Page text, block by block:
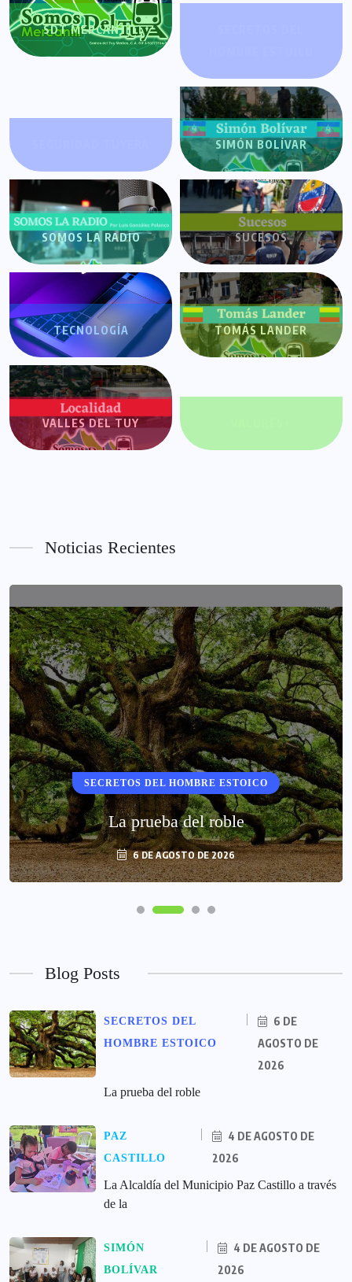
SDT MERCANTIL
SIMÓN BOLÍVAR
SOMOS LA RADIO SUCESOS
TECNOLOGÍA TOMÁS LANDER
VALLES DEL TUY
Noticias Recientes
SECRETOS DEL HOMBRE ESTOICO
La prueba del roble
6 DE AGOSTO DE 2026
Blog Posts
SECRETOS DEL
HOMBRE ESTOICO
6 DE
AGOSTO DE
2026
La prueba del roble
PAZ
CASTILLO
4 DE AGOSTO DE
2026
La Alcaldía del Municipio Paz Castillo a través
de la
SIMÓN
BOLÍVAR
4 DE AGOSTO DE
2026